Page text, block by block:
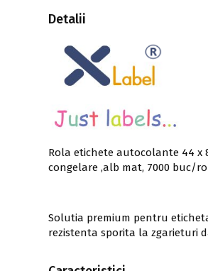
Detalii
Rola etichete autocolante 44 x
congelare ,alb mat, 7000 buc/
Solutia premium pentru
rezistenta sporita la zgarieturi